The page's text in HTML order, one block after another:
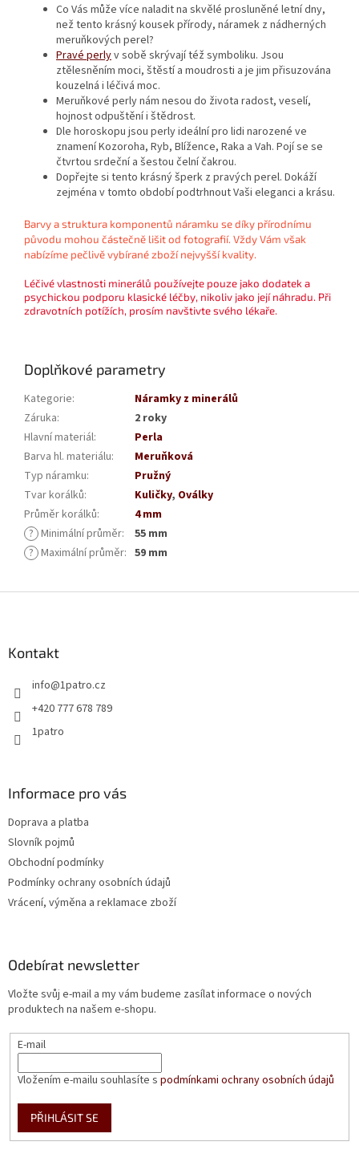
Co Vás může více naladit na skvělé prosluněné letní dny,
než tento krásný kousek přírody, náramek z nádherných
meruňkových perel?
Pravé perlyv sobě skrývají též symboliku. Jsou
ztělesněním moci, štěstí a moudrosti a je jim přisuzována
kouzelná i léčivá moc.
Meruňkové perly nám nesou do života radost, veselí,
hojnost odpuštění i štědrost.
Dle horoskopu jsou perly ideální pro lidi narozené ve
znamení Kozoroha, Ryb, Blížence, Raka a Vah. Pojí se se
čtvrtou srdeční a šestou čelní čakrou.
Dopřejte si tento krásný šperk z pravých perel. Dokáží
zejména v tomto období podtrhnout Vaši eleganci a krásu.
Barvy a struktura komponentů náramku se díky přírodnímu
původu mohou částečně lišit od fotografií. Vždy Vám však
nabízíme pečlivě vybírané zboží nejvyšší kvality.
Léčivé vlastnosti minerálů používejte pouze jako dodatek a
psychickou podporu klasické léčby, nikoliv jako její náhradu. Při
zdravotních potížích, prosím navštivte svého lékaře.
Doplňkové parametry
Kategorie:
Náramky z minerálů
Záruka:
2 roky
Hlavní materiál:
Perla
Barva hl. materiálu:
Meruňková
Typ náramku:
Pružný
Tvar korálků: Kuličky, Oválky
Průměr korálků:
4 mm
? Minimální průměr:
55 mm
? Maximální průměr: 59 mm
Kontakt
info@1patro.cz
+420 777 678 789
1patro
Informace pro vás
Doprava a platba
Slovník pojmů
Obchodní podmínky
Podmínky ochrany osobních údajů
Vrácení, výměna a reklamace zboží
Odebírat newsletter
Vložte svůj e-mail a my vám budeme zasílat informace o nových
produktech na našem e-shopu.
E-mail
Vložením e-mailu souhlasíte s podmínkami ochrany osobních údajů
PŘIHLÁSIT SE